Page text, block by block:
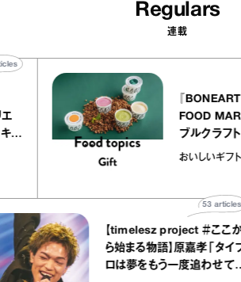
Regulars
連載
リエ
プ キャ
40articles
『
FOOD
ブルク
｜真野
おいしい
【timelesz project ＃ここか
ら始まる物語】原嘉孝「タイプ
ロは夢をもう一度追わせてく
articles